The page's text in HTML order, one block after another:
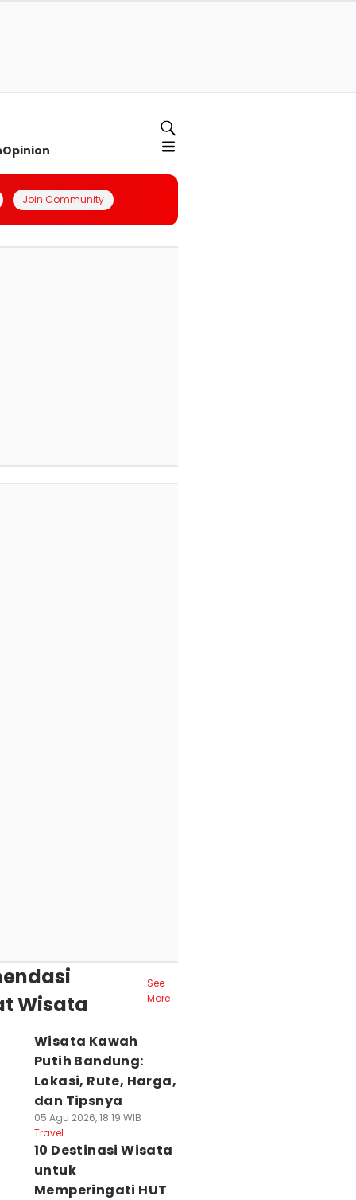
Opinion
Join Community
Wisata
See
More
Wisata Kawah
Putih Bandung:
Lokasi, Rute, Harga,
dan Tipsnya
05 Agu 2026, 18:19 WIB
Travel
10 Destinasi Wisata
untuk
Memperingati HUT